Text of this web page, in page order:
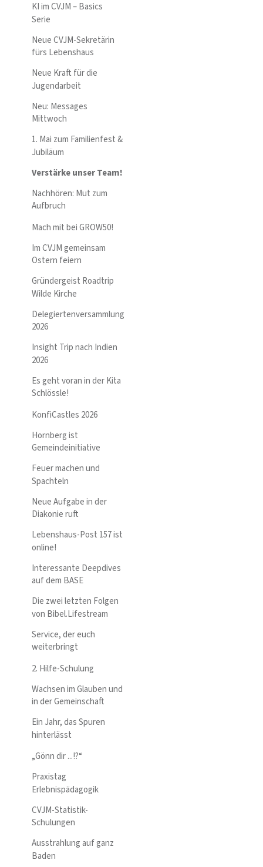
KI im CVJM – Basics
Serie
Neue CVJM-Sekretärin
fürs Lebenshaus
Neue Kraft für die
Jugendarbeit
Neu: Messages
Mittwoch
1. Mai zum Familienfest &
Jubiläum
Verstärke unser Team!
Nachhören: Mut zum
Aufbruch
Mach mit bei GROW50!
Im CVJM gemeinsam
Ostern feiern
Gründergeist Roadtrip
Wilde Kirche
Delegiertenversammlung
2026
Insight Trip nach Indien
2026
Es geht voran in der Kita
Schlössle!
KonfiCastles 2026
Hornberg ist
Gemeindeinitiative
Feuer machen und
Spachteln
Neue Aufgabe in der
Diakonie ruft
Lebenshaus-Post 157 ist
online!
Interessante Deepdives
auf dem BASE
Die zwei letzten Folgen
von Bibel.Lifestream
Service, der euch
weiterbringt
2. Hilfe-Schulung
Wachsen im Glauben und
in der Gemeinschaft
Ein Jahr, das Spuren
hinterlässt
„Gönn dir ...!?“
Praxistag
Erlebnispädagogik
CVJM-Statistik-
Schulungen
Ausstrahlung auf ganz
Baden